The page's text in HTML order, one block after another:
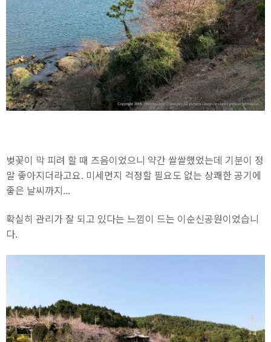
벚꽃이 막 피려 할 때 즈음이었으니 약간 쌀쌀했었는데 기분이 정
말 좋아지더라고요. 미세먼지 걱정할 필요도 없는 상쾌한 공기에
좋은 날씨까지...
확실히 관리가 잘 되고 있다는 느낌이 드는 이순신공원이었습니
다.